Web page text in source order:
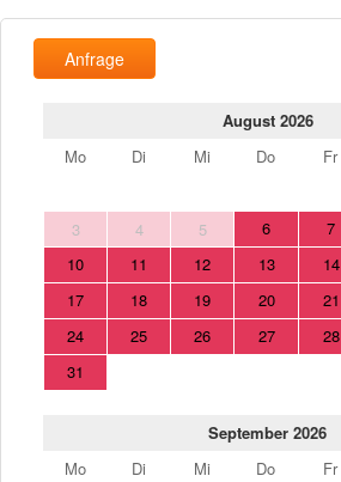
Anfrage
August 2026
Mo
Di Mi Do Fr
3
4 5 6 7
10
11 12 13 14
17
18 19 20 21
24
25 26 27 28
31
September 2026
Mo
Di Mi Do Fr